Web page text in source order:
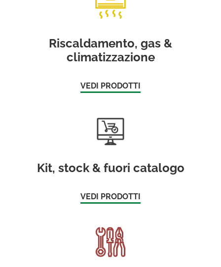
Riscaldamento, gas &
climatizzazione
VEDI PRODOTTI
Kit, stock & fuori catalogo
VEDI PRODOTTI